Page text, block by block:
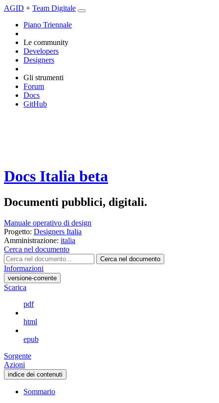
AGID + Team Digitale
Piano Triennale
Le community
Developers
Designers
Gli strumenti
Forum
Docs
GitHub
Docs Italia beta
Documenti pubblici, digitali.
Manuale operativo di design
Progetto: Designers Italia
Amministrazione: italia
Cerca nel documento
Cerca nel documento
Informazioni
versione-corrente
Scarica
pdf
html
epub
Sorgente
Azioni
indice dei contenuti
Sommario